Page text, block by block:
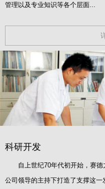
管理以及专业知识等各个层面...
科研开发
自上世纪70年代初开始，赛德
公司领导的主持下打造了支撑这